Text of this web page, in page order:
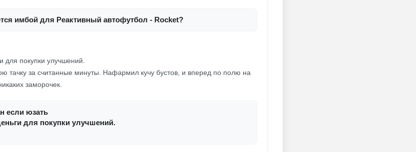
имбой для Реактивный автофутбол - Rocket?
для покупки улучшений.
тачку за считанные минуты. Нафармил кучу бустов, и вперед по полю на
заморочек.
если юзать
для покупки улучшений.